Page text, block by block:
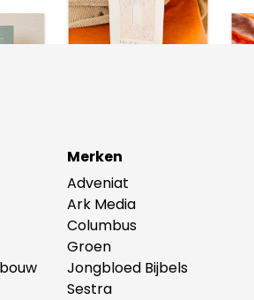
Merken
Adveniat
Ark Media
Columbus
Groen
Jongbloed Bijbels
Sestra